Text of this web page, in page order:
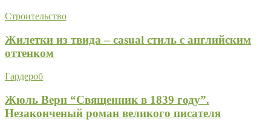
Строительство
Жилетки из твида – casual стиль с английским
оттенком
Гардероб
Жюль Верн “Священник в 1839 году”.
Незаконченый роман великого писателя